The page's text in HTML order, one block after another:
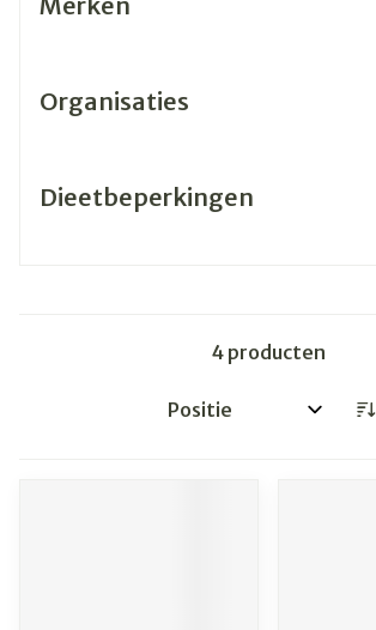
Organisaties
Dieetbeperkingen
4 producten
Sorteer op: